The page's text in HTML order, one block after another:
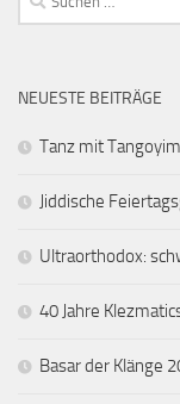
nach:
NEUESTE BEITRÄGE
Tanz mit
Jiddische
Ultraorthodox:
40 Jahre
Basar der Klänge